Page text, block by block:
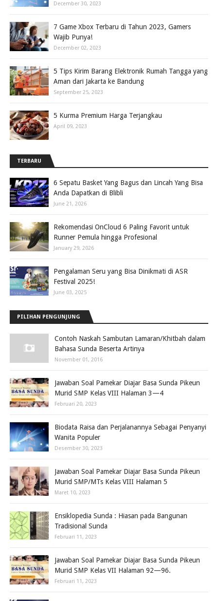
December 30, 2023
7 Game Xbox Terbaru di Tahun 2023, Gamers
Wajib Punya!
December 02, 2023
5 Tips Kirim Barang Elektronik Rumah Tangga yang
Aman dari Jakarta ke Bandung
September 25, 2023
5 Kurma Premium Harga Terjangkau
April 09, 2023
TERBARU
6 Sepatu Basket Yang Bagus dan Lincah Yang Bisa
Anda Dapatkan di Blibli
June 21, 2026
Rekomendasi OnCloud 6 Paling Favorit untuk
Runner Pemula hingga Profesional
January 29, 2026
Pengalaman Seru yang Bisa Dinikmati di ASR
Festival 2025!
June 03, 2025
PILIHAN PENGUNJUNG
Contoh Naskah Sambutan Lamaran/Khitbah dalam
Bahasa Sunda Beserta Artinya
November 01, 2016
Jawaban Soal Pamekar Diajar Basa Sunda Pikeun
Murid SMP Kelas VIII Halaman 3—4
Februari 20, 2023
Biodata Raisa dan Perjalanannya Sebagai Penyanyi
Wanita Populer
Desember 30, 2023
Jawaban Soal Pamekar Diajar Basa Sunda Pikeun
Murid SMP/MTs Kelas VIII Halaman 5
Maret 10, 2023
Ensiklopedia Sunda : Hiasan pada Bangunan
Tradisional Sunda
Februari 11, 2023
Jawaban Soal Pamekar Diajar Basa Sunda Pikeun
Murid SMP Kelas VII Halaman 92—96.
Februari 11, 2023